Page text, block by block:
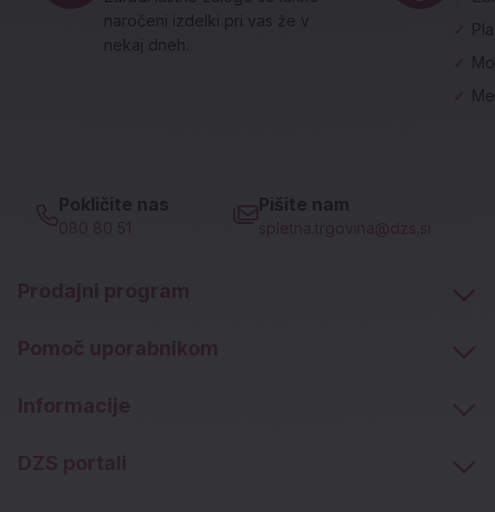
naročeni izdelki pri vas že v
nekaj dneh.
✓
✓
✓
Pokličite nas
080 80 51
Pišite nam
spletna.trgovina@dzs.si
Prodajni program
Pomoč uporabnikom
Informacije
DZS portali